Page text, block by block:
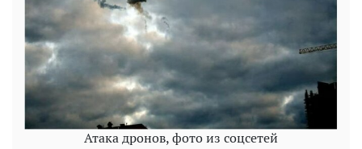
Атака дронов, фото из соцсетей